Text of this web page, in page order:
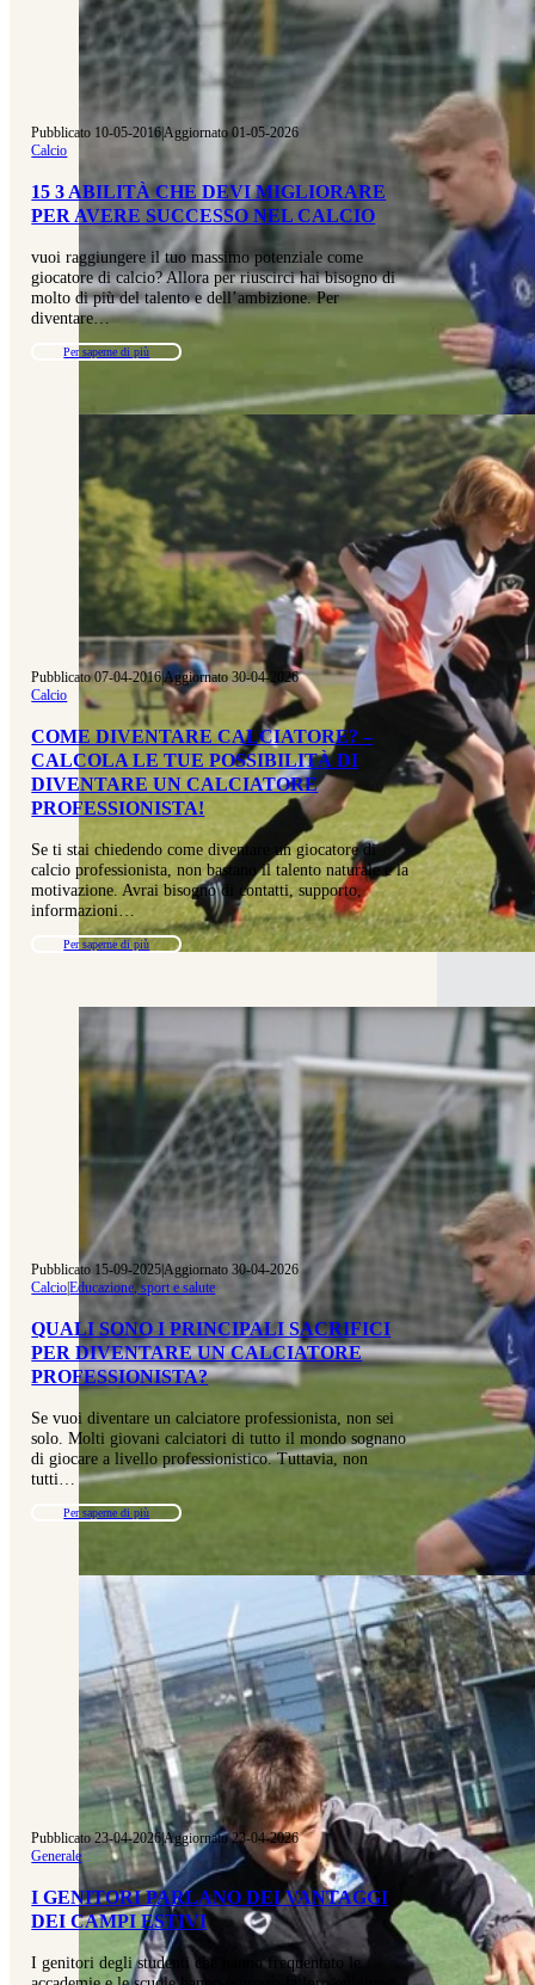
Pubblicato 10-05-2016|Aggiornato 01-05-2026
Calcio
15 3 ABILITÀ CHE DEVI MIGLIORARE
PER AVERE SUCCESSO NEL CALCIO
vuoi raggiungere il tuo massimo potenziale come
giocatore di calcio? Allora per riuscirci hai bisogno di
molto di più del talento e dell’ambizione. Per
diventare…
Per saperne di più
Pubblicato 07-04-2016|Aggiornato 30-04-2026
Calcio
COME DIVENTARE CALCIATORE? –
CALCOLA LE TUE POSSIBILITÀ DI
DIVENTARE UN CALCIATORE
PROFESSIONISTA!
Se ti stai chiedendo come diventare un giocatore di
calcio professionista, non bastano il talento naturale e la
motivazione. Avrai bisogno di contatti, supporto,
informazioni…
Per saperne di più
Pubblicato 15-09-2025|Aggiornato 30-04-2026
Calcio|Educazione, sport e salute
QUALI SONO I PRINCIPALI SACRIFICI
PER DIVENTARE UN CALCIATORE
PROFESSIONISTA?
Se vuoi diventare un calciatore professionista, non sei
solo. Molti giovani calciatori di tutto il mondo sognano
di giocare a livello professionistico. Tuttavia, non
tutti…
Per saperne di più
Pubblicato 23-04-2026|Aggiornato 23-04-2026
Generale
I GENITORI PARLANO DEI VANTAGGI
DEI CAMPI ESTIVI
I genitori degli studenti che hanno frequentato le